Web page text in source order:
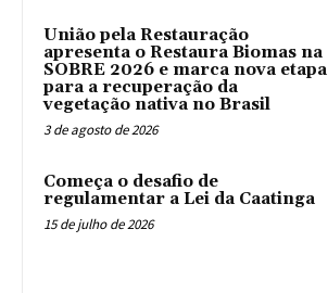
União pela Restauração
apresenta o Restaura Biomas na
SOBRE 2026 e marca nova etapa
para a recuperação da
vegetação nativa no Brasil
3 de agosto de 2026
Começa o desafio de
regulamentar a Lei da Caatinga
15 de julho de 2026